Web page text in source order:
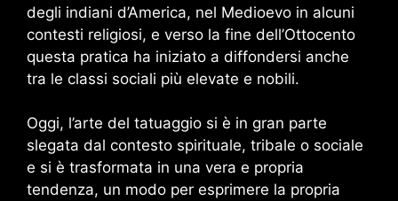
degli indiani d’America, nel Medioevo in alcuni
contesti religiosi, e verso la fine dell’Ottocento
questa pratica ha iniziato a diffondersi anche
tra le classi sociali più elevate e nobili.
Oggi, l’arte del tatuaggio si è in gran parte
slegata dal contesto spirituale, tribale o sociale
e si è trasformata in una vera e propria
tendenza, un modo per esprimere la propria